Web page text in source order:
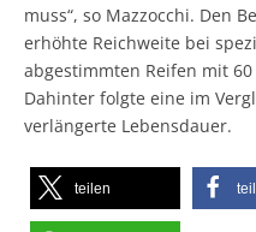
muss“, so Mazzocchi. Den
erhöhte Reichweite bei
abgestimmten Reifen mit
Dahinter folgte eine im
verlängerte Lebensdauer.
teilen